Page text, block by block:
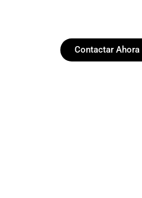
Contactar Ahora